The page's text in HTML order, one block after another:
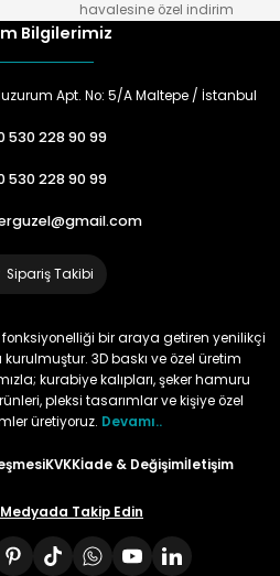
havalesine özel indirim
Bilgilerimiz
Apt. No: 5/A Maltepe / İstanbul
530 228 90 99
530 228 90 99
Sipariş Takibi
fonksiyonelliği bir araya getiren yenilikçi
3D baskı ve özel üretim
kurabiye kalıpları, şeker hamuru
pleksi tasarımlar ve kişiye özel
üretiyoruz. Devamı..
KVKKİade & Değişimİletişim
Takip Edin